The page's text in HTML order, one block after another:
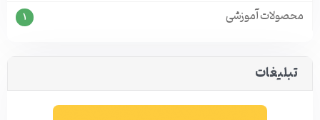
محصولات آموزشی 1
تبلیغات